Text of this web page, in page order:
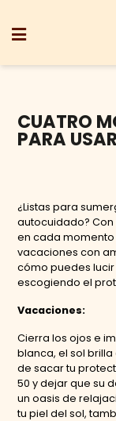
CUATRO
PARA
¿Listas para
autocuidado?
en cada momento
vacaciones con
cómo puedes
escogiendo el
Vacaciones:
Cierra los ojos e
blanca, el sol brilla
de sacar tu
50 y dejar que su
un oasis de
tu piel del sol,